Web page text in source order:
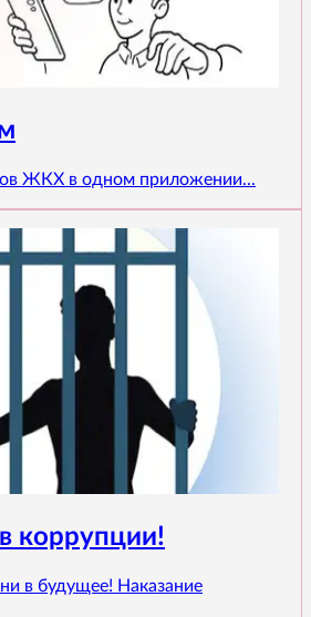
ЖКХ в одном приложении...
коррупции!
в будущее! Наказание